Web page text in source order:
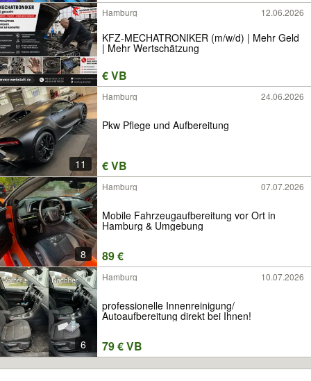
Hamburg 12.06.2026
KFZ-MECHATRONIKER (m/w/d) | Mehr Geld
| Mehr Wertschätzung
€ VB
11
Hamburg 24.06.2026
Pkw Pflege und Aufbereitung
€ VB
8
Hamburg 07.07.2026
Mobile Fahrzeugaufbereitung vor Ort in
Hamburg & Umgebung
89 €
6
Hamburg 10.07.2026
professionelle Innenreinigung/
Autoaufbereitung direkt bei Ihnen!
79 € VB